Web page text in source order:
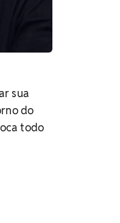
sua
do
todo